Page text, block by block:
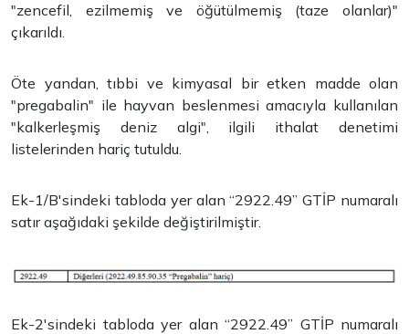
"zencefil, ezilmemiş ve öğütülmemiş (taze olanlar)"
çıkarıldı.
Öte yandan, tıbbi ve kimyasal bir etken madde olan
"pregabalin" ile hayvan beslenmesi amacıyla kullanılan
"kalkerleşmiş deniz algi", ilgili ithalat denetimi
listelerinden hariç tutuldu.
Ek-1/B'sindeki tabloda yer alan “2922.49” GTİP numaralı
satır aşağıdaki şekilde değiştirilmiştir.
Ek-2'sindeki tabloda yer alan “2922.49” GTİP numaralı